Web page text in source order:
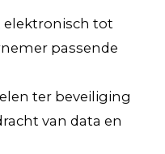
elektronisch tot
passende
ter beveiliging
van data en